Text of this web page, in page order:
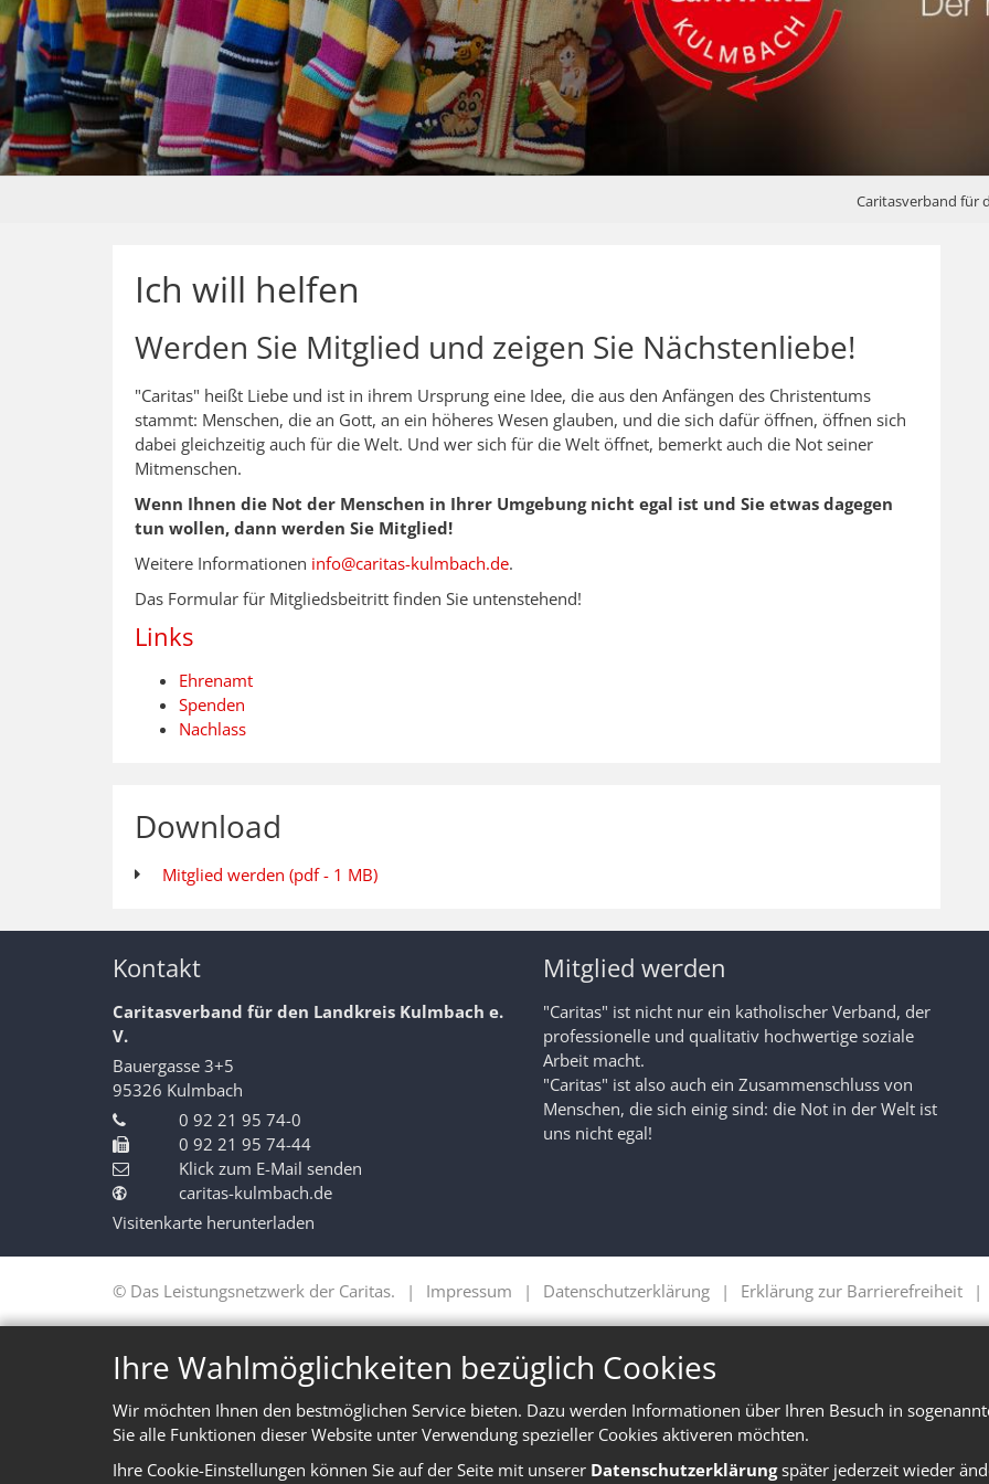
Ihre Wahlmöglichkeiten bezüglich Cookies
Wir möchten Ihnen den bestmöglichen Service bieten. Dazu werden Informationen über Ihren Besuch in
Sie alle Funktionen dieser Website unter Verwendung spezieller Cookies aktiveren möchten.
Ihre Cookie-Einstellungen können Sie auf der Seite mit unserer Datenschutzerklärungspäter jederzeit wieder
Caritasverband für
Ich will helfen
Werden Sie Mitglied und zeigen Sie Nächstenliebe!
"Caritas" heißt Liebe und ist in ihrem Ursprung eine Idee, die aus den Anfängen des Christentums
stammt: Menschen, die an Gott, an ein höheres Wesen glauben, und die sich dafür öffnen, öffnen sich
dabei gleichzeitig auch für die Welt. Und wer sich für die Welt öffnet, bemerkt auch die Not seiner
Mitmenschen.
Wenn Ihnen die Not der Menschen in Ihrer Umgebung nicht egal ist und Sie etwas dagegen
tun wollen, dann werden Sie Mitglied!
Weitere Informationen info@caritas-kulmbach.de.
Das Formular für Mitgliedsbeitritt finden Sie untenstehend!
Links
Ehrenamt
Spenden
Nachlass
Download
Mitglied werden (pdf - 1 MB)
Kontakt
Caritasverband für den Landkreis Kulmbach e.
V.
Bauergasse 3+5
95326 Kulmbach
0 92 21 95 74-0
0 92 21 95 74-44
Klick zum E-Mail senden
caritas-kulmbach.de
Visitenkarte herunterladen
Mitglied werden
"Caritas" ist nicht nur ein katholischer Verband, der
professionelle und qualitativ hochwertige soziale
Arbeit macht.
"Caritas" ist also auch ein Zusammenschluss von
Menschen, die sich einig sind: die Not in der Welt ist
uns nicht egal!
© Das Leistungsnetzwerk der Caritas. Impressum Datenschutzerklärung Erklärung zur Barrierefreiheit